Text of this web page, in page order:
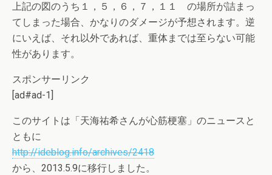
上記の図のうち１，５，６，７，１１ の場所が詰まっ
てしまった場合、かなりのダメージが予想されます。逆
にいえば、それ以外であれば、重体までは至らない可能
性があります。
スポンサーリンク
[ad#ad-1]
このサイトは「天海祐希さんが心筋梗塞」のニュースと
ともに
http://ideblog.info/archives/2418
から、2013.5.9に移行しました。